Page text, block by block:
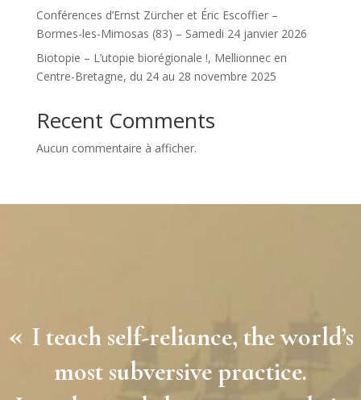
Conférences d’Ernst Zürcher et Éric Escoffier –
Bormes-les-Mimosas (83) – Samedi 24 janvier 2026
Biotopie – L’utopie biorégionale !, Mellionnec en
Centre-Bretagne, du 24 au 28 novembre 2025
Recent Comments
Aucun commentaire à afficher.
« I teach self-reliance, the world’s
most subversive practice.